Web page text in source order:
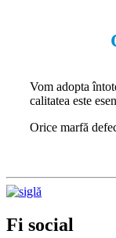
Vom adopta
calitatea este
Orice marfă
Fi social